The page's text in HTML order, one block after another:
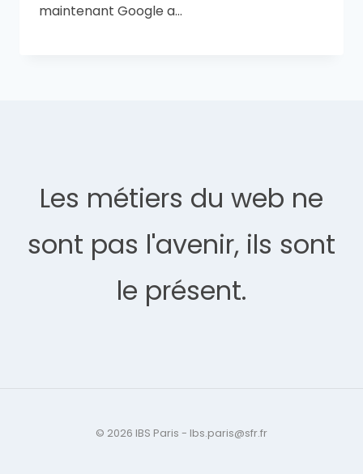
maintenant Google a…
Les métiers du web ne
sont pas l'avenir, ils sont
le présent.
© 2026 IBS Paris - Ibs.paris@sfr.fr